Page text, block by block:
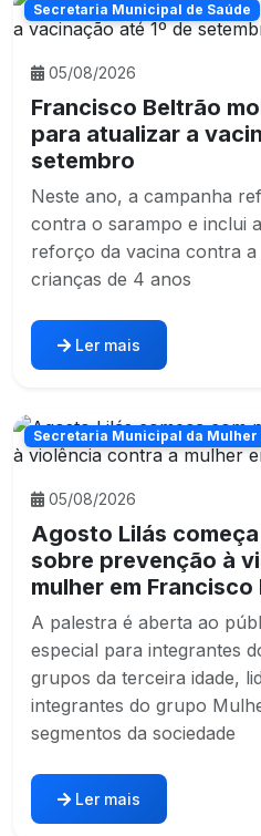
Secretaria Municipal de Saúde
05/08/2026
Francisco Beltrão
para atualizar a
setembro
Neste ano, a campanha
contra o sarampo e inclui
reforço da vacina contra a
crianças de 4 anos
Ler mais
Secretaria Municipal da Mulher
05/08/2026
Agosto Lilás
sobre prevenção à
mulher em Francisco
A palestra é aberta ao
especial para integrantes
grupos da terceira idade,
integrantes do grupo
segmentos da sociedade
Ler mais